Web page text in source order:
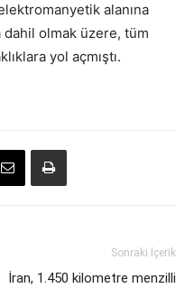
alanına
dahil olmak üzere, tüm
yol açmıştı.
Sonraki İçerik
İran, 1.450 kilometre menzilli